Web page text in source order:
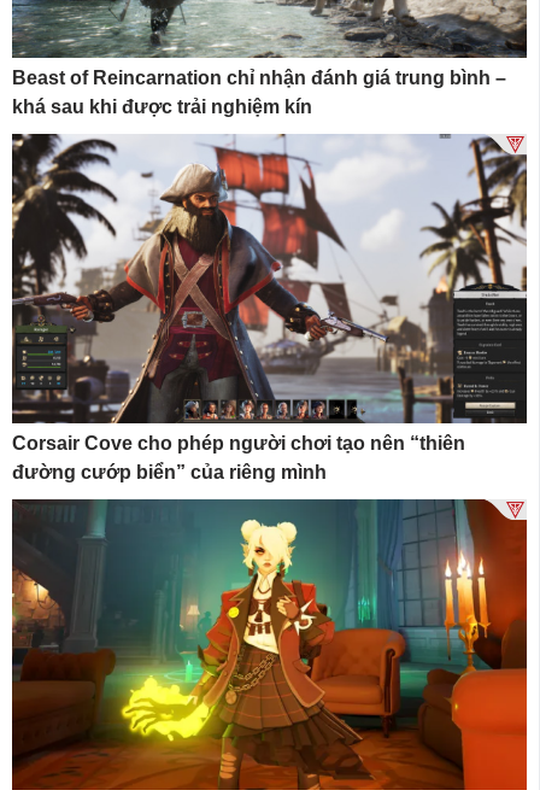
Beast of Reincarnation chỉ nhận đánh giá trung bình –
khá sau khi được trải nghiệm kín
Corsair Cove cho phép người chơi tạo nên “thiên
đường cướp biển” của riêng mình